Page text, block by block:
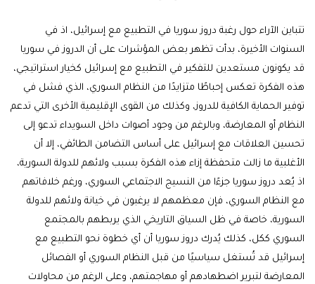
تتباين الآراء حول رغبة دروز سوريا في التطبيع مع إسرائيل، اذ في
السنوات الأخيرة، بدأت تظهر بعض المؤشرات على أن الدروز في سوريا
قد يكونون مستعدين للتفكير في التطبيع مع إسرائيل كخيار استراتيجي،
هذه الفكرة تعكس إحباطًا متزايدًا من النظام السوري، الذي فشل في
توفير الحماية الكافية للدروز، وكذلك من القوى الإقليمية الأخرى التي تدعم
النظام أو المعارضة، وبالرغم من وجود أصوات داخل السويداء تدعو إلى
تحسين العلاقات مع إسرائيل على أساس التضامن الطائفي، إلا أن
الأغلبية ما زالت متحفظة إزاء هذه الفكرة بسبب ولائهم للدولة السورية،
اذ يُعد دروز سوريا جزءًا من النسيج الاجتماعي السوري، ورغم خلافاتهم
مع النظام السوري، فإن معظمهم لا يرغبون في خيانة ولائهم للدولة
السورية، خاصة في ظل السياق التاريخي الذي يربطهم بالمجتمع
السوري ككل، كذلك يُدرك دروز سوريا أن أي خطوة نحو التطبيع مع
إسرائيل قد تُستغل سياسيًا من قبل النظام السوري أو الفصائل
المعارضة لتبرير اضطهادهم أو مهاجمتهم، وعلى الرغم من محاولات